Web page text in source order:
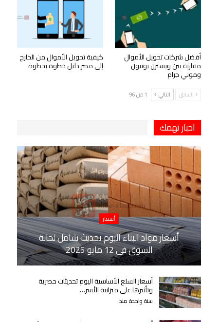
أفضل شركات تحويل الأموال
مقارنة بين ويسترن يونيون
وموني جرام
كيفية تحويل الأموال من الخارج
إلى مصر دليل خطوة بخطوة
السابق التالي 1 من 96
اخبار تهمك
أسعار
أسعار مواد البناء اليوم تحديث شامل لحالة
السوق في 12 مايو 2025
أسعار السلع الأساسية اليوم تحديثات حصرية
وتأثيرها على ميزانية الأسر…
سنة واحدة منذ